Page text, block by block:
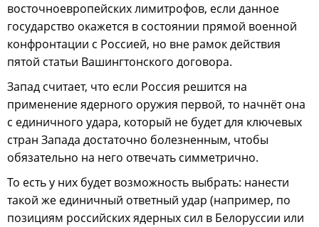
восточноевропейских лимитрофов, если данное
государство окажется в состоянии прямой военной
конфронтации с Россией, но вне рамок действия
пятой статьи Вашингтонского договора.
Запад считает, что если Россия решится на
применение ядерного оружия первой, то начнёт она
с единичного удара, который не будет для ключевых
стран Запада достаточно болезненным, чтобы
обязательно на него отвечать симметрично.
То есть у них будет возможность выбрать: нанести
такой же единичный ответный удар (например, по
позициям российских ядерных сил в Белоруссии или